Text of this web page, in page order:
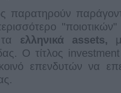
παρατηρούν
ελληνικά assets,
Ο τίτλος
επενδυτών να